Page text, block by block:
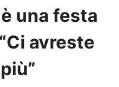
una festa
avreste